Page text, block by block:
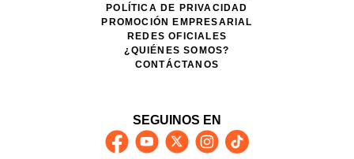
POLÍTICA DE PRIVACIDAD
PROMOCIÓN EMPRESARIAL
REDES OFICIALES
¿QUIÉNES SOMOS?
CONTÁCTANOS
SEGUINOS EN